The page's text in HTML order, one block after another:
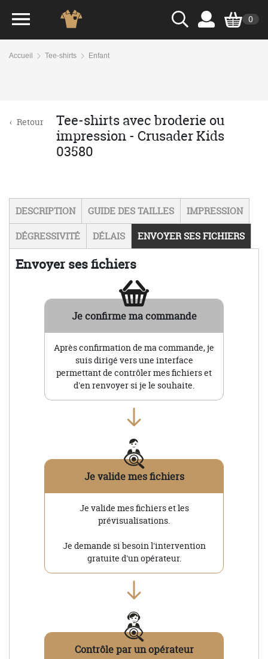
0
Accueil Tee-shirts Enfant
‹ Retour
Tee-shirts avec broderie ou
impression - Crusader Kids
03580
DESCRIPTION GUIDE DES TAILLES
IMPRESSION
DÉGRESSIVITÉ
DÉLAIS ENVOYER SES FICHIERS
Envoyer ses fichiers
Je confirme ma commande
Après confirmation de ma commande, je
suis dirigé vers une interface
permettant de contrôler mes fichiers et
d'en renvoyer si je le souhaite.
Je valide mes fichiers
Je valide mes fichiers et les
prévisualisations.
Je demande si besoin l'intervention
gratuite d'un opérateur.
Contrôle par un opérateur